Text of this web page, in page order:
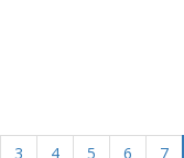
3 4 5 6 7